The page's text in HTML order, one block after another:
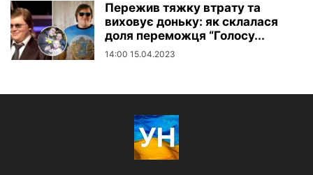
Пережив тяжку втрату та
виховує доньку: як склалася
доля переможця “Голосу...
14:00 15.04.2023